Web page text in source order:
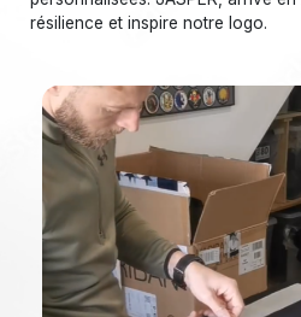
résilience et inspire notre logo.